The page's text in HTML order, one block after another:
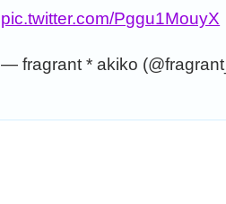
pic.twitter.com/Pggu1MouyX
— fragrant * akiko